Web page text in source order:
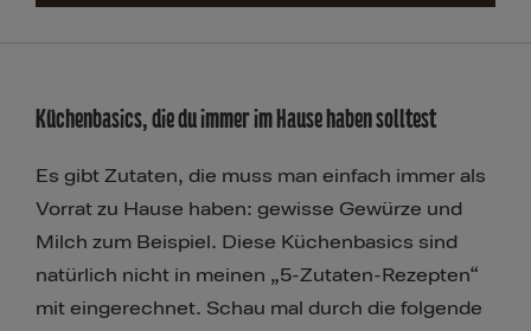
Kochen ohne Küche
Küchenbasics, die du immer im Hause haben solltest
Es gibt Zutaten, die muss man einfach immer als
Vorrat zu Hause haben: gewisse Gewürze und
Milch zum Beispiel. Diese Küchenbasics sind
natürlich nicht in meinen „5-Zutaten-Rezepten“
mit eingerechnet. Schau mal durch die folgende